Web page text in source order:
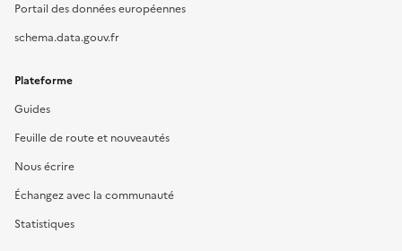
Portail des données européennes
schema.data.gouv.fr
Plateforme
Guides
Feuille de route et nouveautés
Nous écrire
Échangez avec la communauté
Statistiques